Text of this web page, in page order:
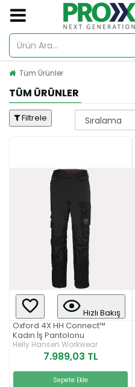
Tüm Ürünler
TÜM ÜRÜNLER
Filtrele
Hızlı Bakış
Oxford 4X HH Connect™
Kadın İş Pantolonu
Helly Hansen Workwear
7.989,03 TL
Sepete Ekle